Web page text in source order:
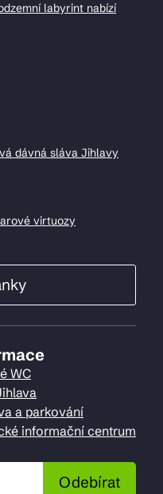
labyrint nabízí
dávná sláva Jihlavy
virtuozy
WC
a parkování
informační centrum
Odebírat